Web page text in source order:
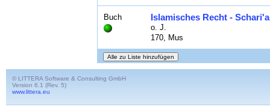
Buch Islamisches Recht -
o. J.
170, Mus
© LITTERA Software & Consulting GmbH
Version 6.1 (Rev. 5)
www.littera.eu